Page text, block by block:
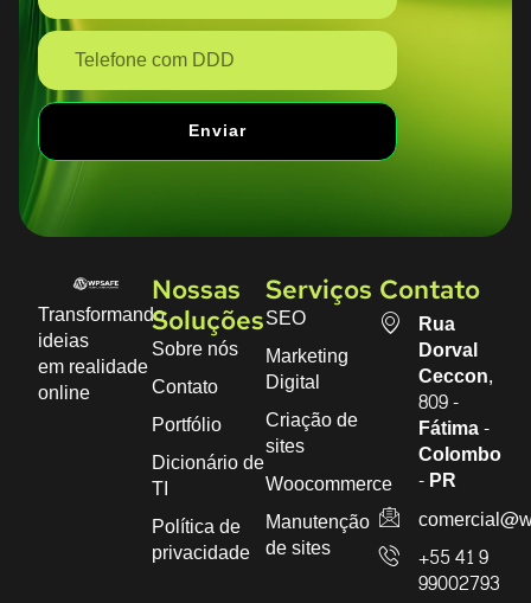
Enviar
Transformando
ideias
em realidade
online
Nossas
Soluções
Sobre nós
Contato
Portfólio
Dicionário de
TI
Política de
privacidade
Serviços
SEO
Marketing
Digital
Criação de
sites
Woocommerce
Manutenção
de sites
Contato
Rua
Dorval
Ceccon,
809 -
Fátima -
Colombo
- PR
+55 41 9
99002793